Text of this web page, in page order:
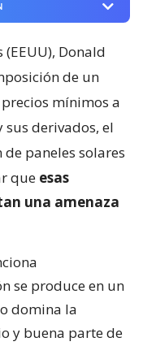
Donald
de un
mínimos a
derivados, el
paneles solares
que esas
una amenaza
se produce en un
domina la
y buena parte de